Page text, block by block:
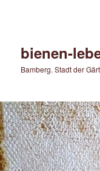
bienen-
Bamberg. Stadt der